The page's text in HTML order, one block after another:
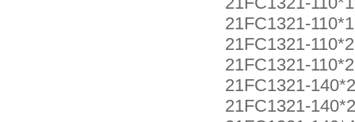
21FC1321-
21FC1321-
21FC1321-
21FC1321-
21FC1321-